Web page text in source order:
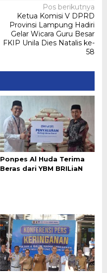
Pos berikutnya
Ketua Komisi V DPRD
Provinsi Lampung Hadiri
Gelar Wicara Guru Besar
FKIP Unila Dies Natalis ke-
58
Ponpes Al Huda Terima
Beras dari YBM BRILiaN